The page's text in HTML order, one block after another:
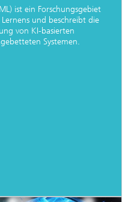
ist ein Forschungsgebiet
und beschreibt die
von KI-basierten
Systemen.